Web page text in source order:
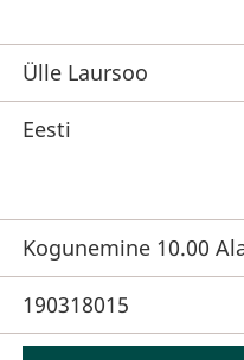
Ülle Laursoo
Eesti
Kogunemine 10.00
190318015